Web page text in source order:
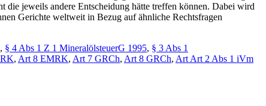
die jeweils andere Entscheidung hätte treffen können. Dabei wird
Gerichte weltweit in Bezug auf ähnliche Rechtsfragen
, § 4 Abs 1 Z 1 MineralölsteuerG 1995, § 3 Abs 1
, Art 8 EMRK, Art 7 GRCh, Art 8 GRCh, Art Art 2 Abs 1 iVm